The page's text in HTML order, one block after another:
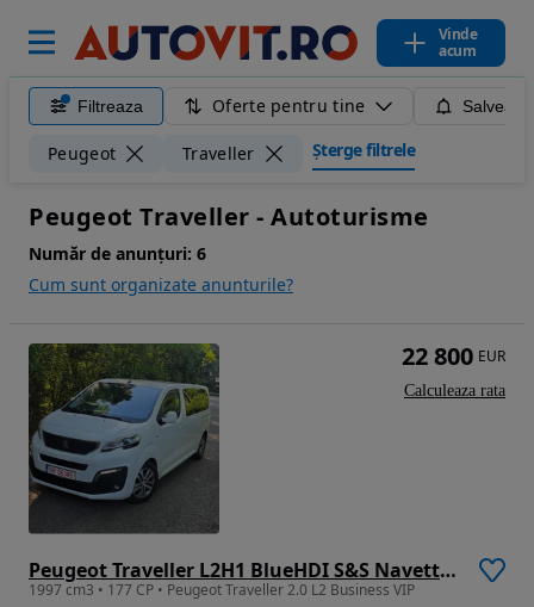
Vinde
acum
Filtreaza Oferte pentru tine
Peugeot Traveller Șterge filtrele
Peugeot Traveller - Autoturisme
Număr de anunțuri: 6
Cum sunt organizate anunturile?
Peugeot Traveller L2H1 BlueHDI S&S Navette VIP Aut.
1997 cm3 • 177 CP • Peugeot Traveller 2.0 L2 Business VIP
22 800 EUR
Calculeaza rata